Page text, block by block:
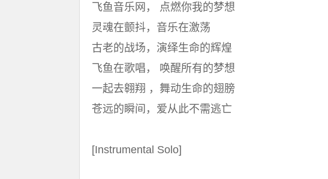
飞鱼音乐网， 点燃你我的梦想
灵魂在颤抖，音乐在激荡
古老的战场，演绎生命的辉煌
飞鱼在歌唱， 唤醒所有的梦想
一起去翱翔 ，舞动生命的翅膀
苍远的瞬间，爱从此不需逃亡
[Instrumental Solo]